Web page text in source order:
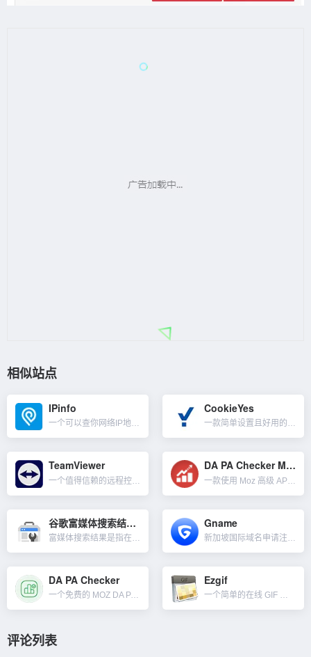
相似站点
IPinfo
一个可以查你网络IP地址可信度的工具。对于普通用户而言，我们在境外支付一些平台会员或购买什么时，会有风控判断你的VPN IP是否干净，比如ChatGPT开PLUS会员，审核比较严格。所以我们用一些梯子...
CookieYes
一款简单设置且好用的 Cookie 同意部署工具。我们做谷歌ADS广告和联盟时，针对欧盟一些国家有要求必需就 Cookie 或其他本地存储方式的使用征得用户的同意。CookieYes 几分钟即可设置好...
TeamViewer DA PA Checker MOZ
谷歌富媒体搜索结果测试 Gname
DA PA Checker
一个免费的 MOZ DA PA 页面权重检查工具。DA（Domain Authority）和 PA（Page Authority）是两个衡量网站和网页在搜索引擎中表现的指标。它们是 MOZ 开发的专有...
Ezgif
一个简单的在线 GIF 动画制作工具和用于基本动画 GIF 编辑的免费工具集。我们可以在此处创建、调整大小、裁剪、反转、优化 GIF 并将某些效果保存下载。除了GIF动画编辑外，其它一些功能如下：...
评论列表